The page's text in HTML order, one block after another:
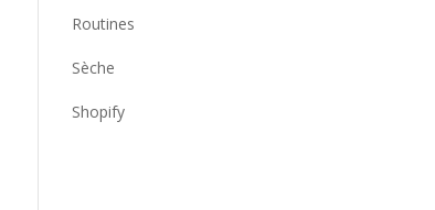
Routines
Sèche
Shopify